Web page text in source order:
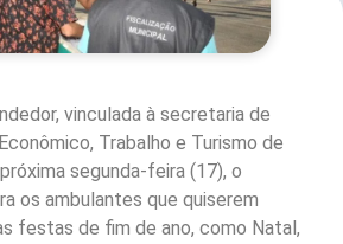
vinculada à secretaria de
Trabalho e Turismo de
segunda-feira (17), o
os ambulantes que quiserem
festas de fim de ano, como Natal,